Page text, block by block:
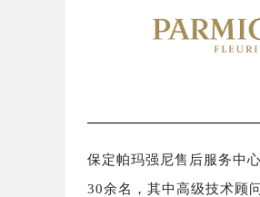
保定帕玛强尼售后服务中
30余名，其中高级技术顾